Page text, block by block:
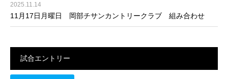
2025.11.14
11月17日月曜日 岡部チサンカントリークラブ 組み合わせ
試合エントリー